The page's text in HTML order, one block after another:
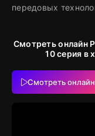
передовых
Смотреть онлайн
10 серия в
Смотреть онлайн